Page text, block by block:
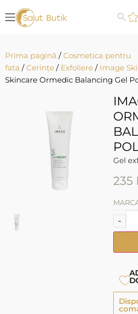
Prima pagină /Cosmetica pentru
fata /Cerințe / Exfoliere / Image
Skincare Ormedic Balancing Gel
Gel
235
-